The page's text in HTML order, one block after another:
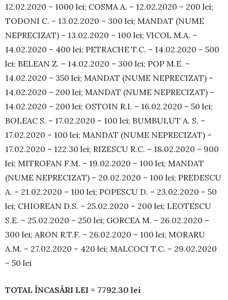
12.02.2020 – 1000 lei; COSMA A. – 12.02.2020 – 200 lei;
TODONI C. – 13.02.2020 – 300 lei; MANDAT (NUME
NEPRECIZAT) – 13.02.2020 – 100 lei; VICOL M.A. –
14.02.2020 – 400 lei; PETRACHE T.C. – 14.02.2020 – 500
lei; BELEAN Z. – 14.02.2020 – 300 lei; POP M.E. –
14.02.2020 – 350 lei; MANDAT (NUME NEPRECIZAT) –
14.02.2020 – 200 lei; MANDAT (NUME NEPRECIZAT) –
14.02.2020 – 200 lei; OSTOIN R.I. – 16.02.2020 – 50 lei;
BOLEAC S. – 17.02.2020 – 100 lei; BUMBULUT A. S. –
17.02.2020 – 100 lei; MANDAT (NUME NEPRECIZAT) –
17.02.2020 – 122.30 lei; RIZESCU R.C. – 18.02.2020 – 900
lei; MITROFAN F.M. – 19.02.2020 – 100 lei; MANDAT
(NUME NEPRECIZAT) – 20.02.2020 – 100 lei; PREDESCU
A. – 21.02.2020 – 100 lei; POPESCU D. – 23.02.2020 – 50
lei; CHIOREAN D.S. – 25.02.2020 – 200 lei; LEOTESCU
S.E. – 25.02.2020 – 250 lei; GORCEA M. – 26.02.2020 –
300 lei; ARON R.T.F. – 26.02.2020 – 100 lei; MORARU
A.M. – 27.02.2020 – 420 lei; MALCOCI T.C. – 29.02.2020
– 50 lei
TOTAL ÎNCASĂRI LEI = 7792.30 lei